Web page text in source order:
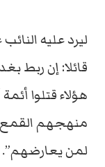
ليرد عليه
قائلا: إن ربط
هؤلاء قتلوا
منهجهم القمع
لمن يعارضهم”.